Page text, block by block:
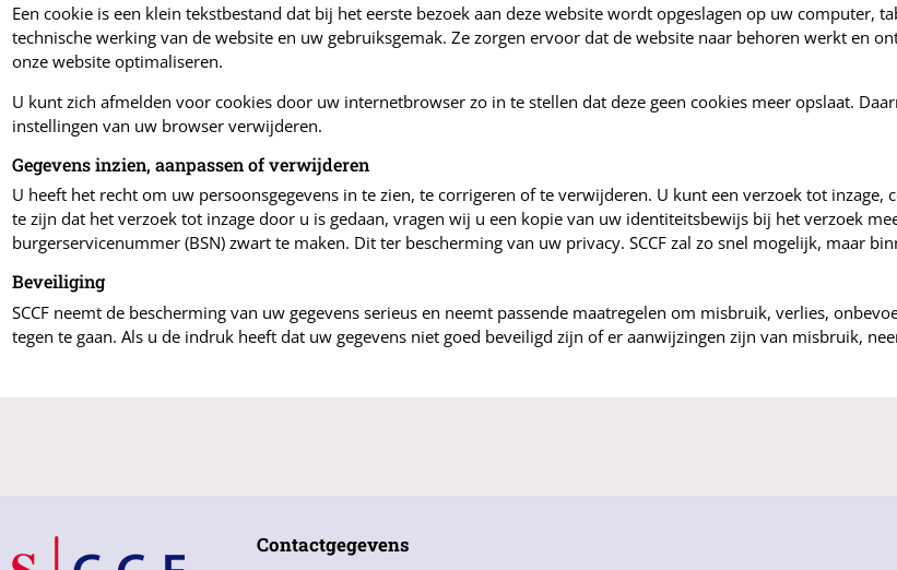
Een cookie is een klein tekstbestand dat bij het eerste bezoek aan deze website wordt opgeslagen op uw
technische werking van de website en uw gebruiksgemak. Ze zorgen ervoor dat de website naar behoren werkt en
onze website optimaliseren.
U kunt zich afmelden voor cookies door uw internetbrowser zo in te stellen dat deze geen cookies meer opslaat.
instellingen van uw browser verwijderen.
Gegevens inzien, aanpassen of verwijderen
U heeft het recht om uw persoonsgegevens in te zien, te corrigeren of te verwijderen. U kunt een verzoek tot
te zijn dat het verzoek tot inzage door u is gedaan, vragen wij u een kopie van uw identiteitsbewijs bij het verzoek
burgerservicenummer (BSN) zwart te maken. Dit ter bescherming van uw privacy. SCCF zal zo snel mogelijk, maar
Beveiliging
SCCF neemt de bescherming van uw gegevens serieus en neemt passende maatregelen om misbruik, verlies,
tegen te gaan. Als u de indruk heeft dat uw gegevens niet goed beveiligd zijn of er aanwijzingen zijn van misbruik,
Contactgegevens